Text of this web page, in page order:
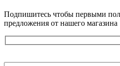
Подпишитесь чтобы первыми
предложения от нашего магазина